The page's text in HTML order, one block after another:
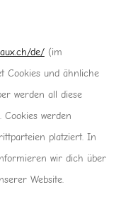
de/(im
Cookies und ähnliche
werden all diese
Cookies werden
platziert. In
wir dich über
Website.